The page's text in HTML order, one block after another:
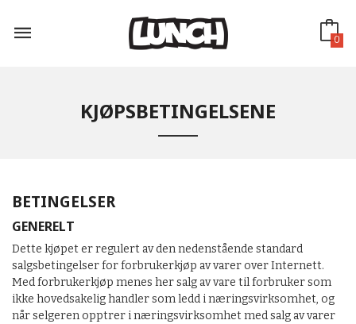
innholdet
0
KJØPSBETINGELSENE
BETINGELSER
GENERELT
Dette kjøpet er regulert av den nedenstående standard
salgsbetingelser for forbrukerkjøp av varer over Internett.
Med forbrukerkjøp menes her salg av vare til forbruker som
ikke hovedsakelig handler som ledd i næringsvirksomhet, og
når selgeren opptrer i næringsvirksomhet med salg av varer